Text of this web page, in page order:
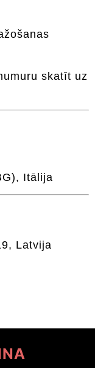
skatīt uz
Itālija
Latvija